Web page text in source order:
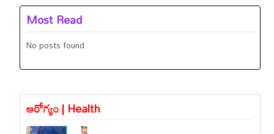
Most Read
No posts found.
ఆరోగ్యం | Health